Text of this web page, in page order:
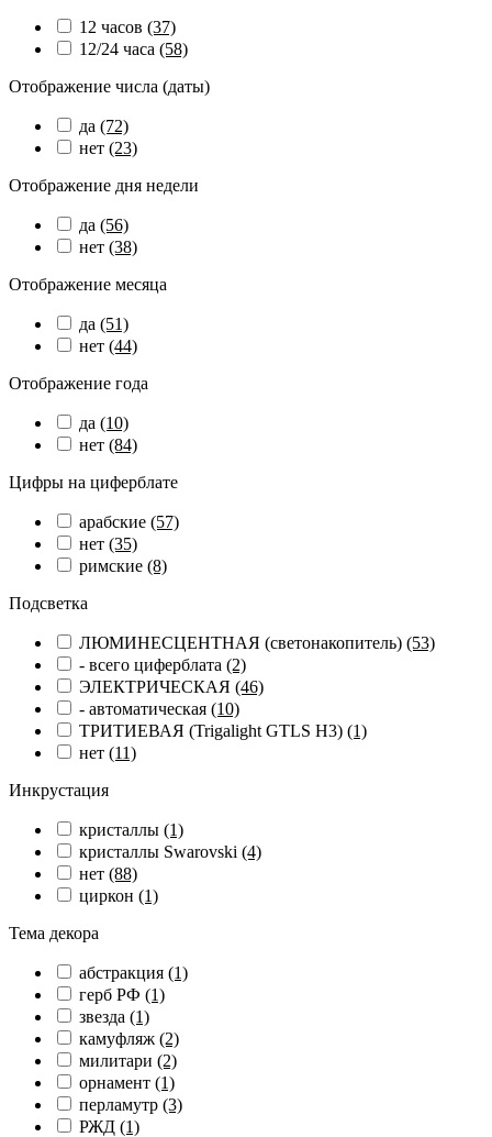
12 часов (37)
12/24 часа (58)
Отображение числа (даты)
да (72)
нет (23)
Отображение дня недели
да (56)
нет (38)
Отображение месяца
да (51)
нет (44)
Отображение года
да (10)
нет (84)
Цифры на циферблате
арабские (57)
нет (35)
римские (8)
Подсветка
ЛЮМИНЕСЦЕНТНАЯ (светонакопитель) (53)
- всего циферблата (2)
ЭЛЕКТРИЧЕСКАЯ (46)
- автоматическая (10)
ТРИТИЕВАЯ (Trigalight GTLS H3) (1)
нет (11)
Инкрустация
кристаллы (1)
кристаллы Swarovski (4)
нет (88)
циркон (1)
Тема декора
абстракция (1)
герб РФ (1)
звезда (1)
камуфляж (2)
милитари (2)
орнамент (1)
перламутр (3)
РЖД (1)